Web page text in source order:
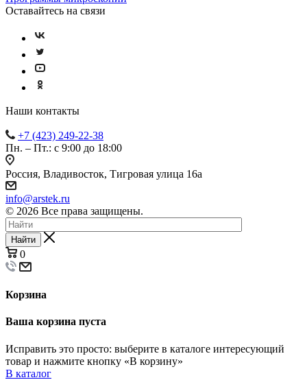
Оставайтесь на связи
Наши контакты
+7 (423) 249-22-38
Пн. – Пт.: с 9:00 до 18:00
Россия, Владивосток, Тигровая улица 16а
info@arstek.ru
© 2026 Все права защищены.
Найти
0
Корзина
Ваша корзина пуста
Исправить это просто: выберите в каталоге интересующий
товар и нажмите кнопку «В корзину»
В каталог